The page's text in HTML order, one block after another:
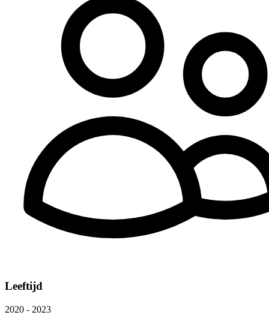
Leeftijd
2020 - 2023